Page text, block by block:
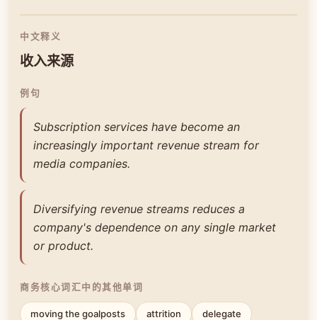
中文释义
收入来源
例句
Subscription services have become an
increasingly important revenue stream for
media companies.
Diversifying revenue streams reduces a
company's dependence on any single market
or product.
商务核心词汇中的其他单词
moving the goalposts attrition delegate